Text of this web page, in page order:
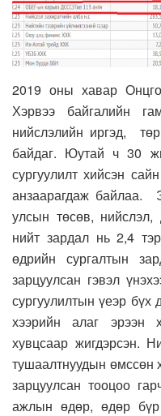
2019 оны хавар
Хэрвээ байгалийн
нийслэлийн иргэд,
байдаг. Юутай ч 30
сургуулилт хийсэн
анзаарагдаж байлаа.
улсын төсөв, нийслэл,
нийт зардал нь 2,4
өдрийн сургалтын
зарцуулсан гэвэл
сургуулилтын үеэр бүх
хээрийн алаг эрээн
хувцсаар жигдэрсэн.
тушаалтнуудын өмссөн
зарцуулсан тооцоо
ажлын өдөр, өдөр бүр